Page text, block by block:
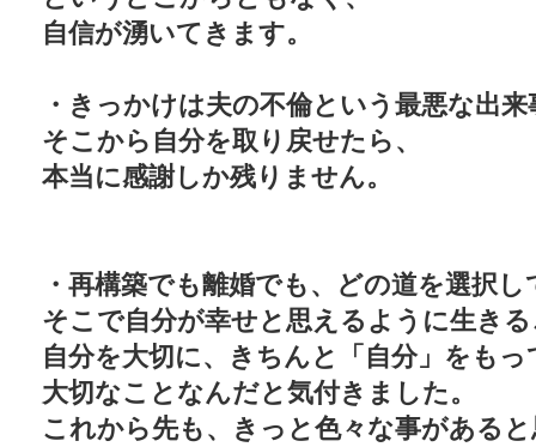
自信が湧いてきます。
・きっかけは夫の不倫という最悪な出
そこから自分を取り戻せたら、
本当に感謝しか残りません。
・再構築でも離婚でも、どの道を選択し
そこで自分が幸せと思えるように生き
自分を大切に、きちんと「自分」をも
大切なことなんだと気付きました。
これから先も、きっと色々な事がある